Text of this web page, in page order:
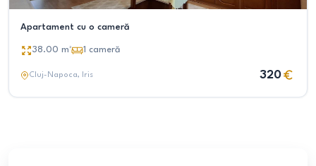
Apartament cu o cameră
38.00 m² 1 cameră
Cluj-Napoca, Iris 320